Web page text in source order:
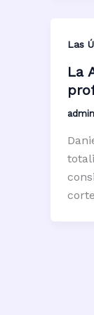
Las
La
admin